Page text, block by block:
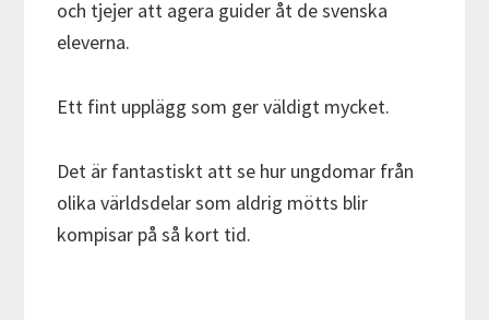
och tjejer att agera guider åt de svenska
eleverna.
Ett fint upplägg som ger väldigt mycket.
Det är fantastiskt att se hur ungdomar från
olika världsdelar som aldrig mötts blir
kompisar på så kort tid.